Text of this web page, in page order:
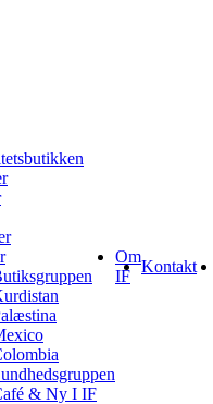
& Ny I IF
Om
IF
Kontakt